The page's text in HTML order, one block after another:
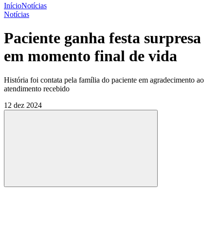
InícioNotícias
Notícias
Paciente ganha festa surpresa
em momento final de vida
História foi contata pela família do paciente em agradecimento ao
atendimento recebido
12 dez 2024
Compartilhar